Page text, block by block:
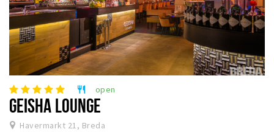
restaurant open
GEISHA LOUNGE
Havermarkt 21, Breda